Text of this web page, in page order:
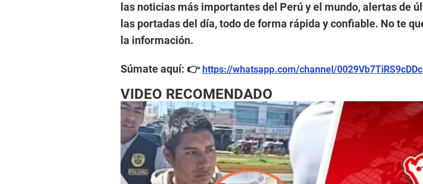
las noticias más importantes del Perú y el mundo, alertas de
las portadas del día, todo de forma rápida y confiable. No te
la información.
Súmate aquí: 👉 https://whatsapp.com/channel/
VIDEO RECOMENDADO